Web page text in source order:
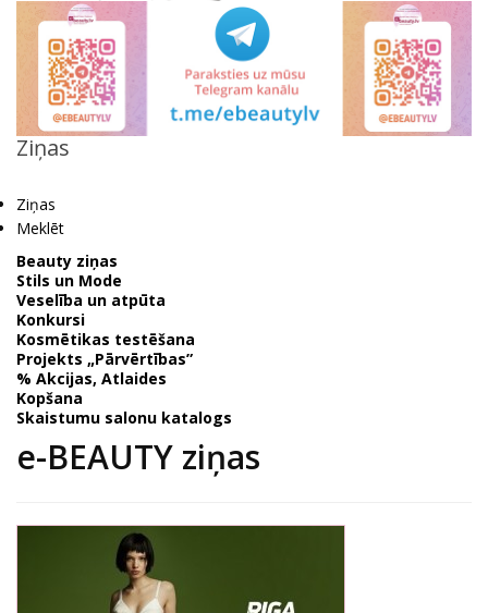
Ziņas
Ziņas
Meklēt
Beauty ziņas
Stils un Mode
Veselība un atpūta
Konkursi
Kosmētikas testēšana
Projekts „Pārvērtības”
% Akcijas, Atlaides
Kopšana
Skaistumu salonu katalogs
e-BEAUTY ziņas